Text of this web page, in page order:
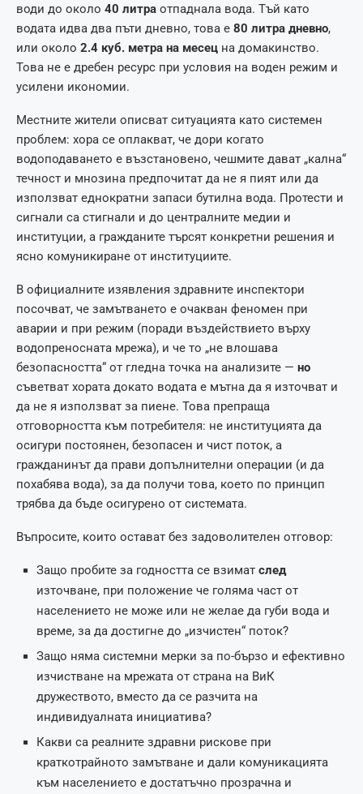
води до около 40 литра отпаднала вода. Тъй като
водата идва два пъти дневно, това е 80 литра дневно,
или около 2.4 куб. метра на месец на домакинство.
Това не е дребен ресурс при условия на воден режим и
усилени икономии.
Местните жители описват ситуацията като системен
проблем: хора се оплакват, че дори когато
водоподаването е възстановено, чешмите дават „кална“
течност и мнозина предпочитат да не я пият или да
използват еднократни запаси бутилна вода. Протести и
сигнали са стигнали и до централните медии и
институции, а гражданите търсят конкретни решения и
ясно комуникиране от институциите.
В официалните изявления здравните инспектори
посочват, че замътването е очакван феномен при
аварии и при режим (поради въздействието върху
водопреносната мрежа), и че то „не влошава
безопасността“ от гледна точка на анализите — но
съветват хората докато водата е мътна да я източват и
да не я използват за пиене. Това препраща
отговорността към потребителя: не институцията да
осигури постоянен, безопасен и чист поток, а
гражданинът да прави допълнителни операции (и да
похабява вода), за да получи това, което по принцип
трябва да бъде осигурено от системата.
Въпросите, които остават без задоволителен отговор:
Защо пробите за годността се взимат след
източване, при положение че голяма част от
населението не може или не желае да губи вода и
време, за да достигне до „изчистен“ поток?
Защо няма системни мерки за по-бързо и ефективно
изчистване на мрежата от страна на ВиК
дружеството, вместо да се разчита на
индивидуалната инициатива?
Какви са реалните здравни рискове при
краткотрайното замътване и дали комуникацията
към населението е достатъчно прозрачна и